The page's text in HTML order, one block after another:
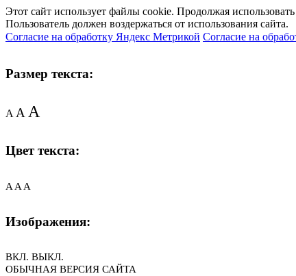
Этот сайт использует файлы cookie. Продолжая
Пользователь должен воздержаться от использования сайта.
Согласие на обработку Яндекс Метрикой Согласие на
Размер текста:
AAA
Цвет текста:
A A A
Изображения:
ВКЛ. ВЫКЛ.
ОБЫЧНАЯ ВЕРСИЯ САЙТА